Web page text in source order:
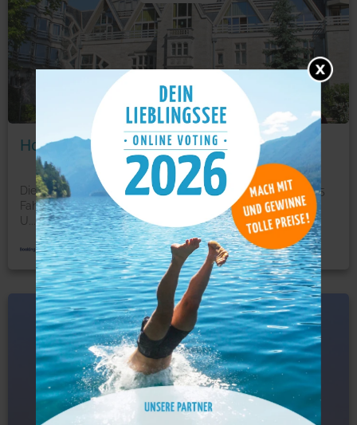
Foto: © booking.com
Hotel St.-Michaels-Heim
Dieses 3-Sterne-Hotel im idyllischen Grunewald liegt nur 5
Fahrminuten vom Berliner Messegelände entfernt am
U
... mehr
Hotel